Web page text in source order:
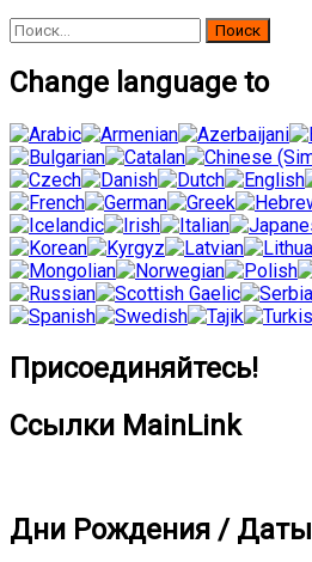
Найти:
Change language to
Присоединяйтесь!
Ссылки MainLink
Дни Рождения / Даты